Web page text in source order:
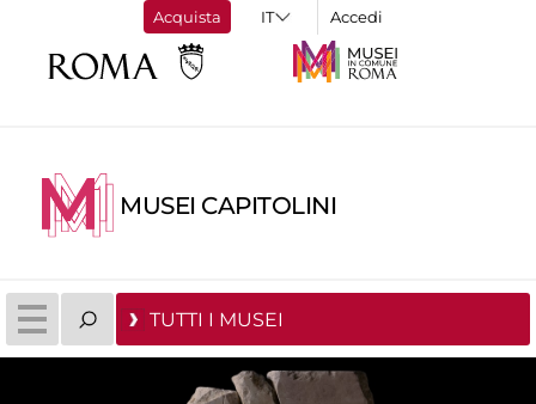
Acquista Accedi
MUSEI CAPITOLINI
TUTTI I MUSEI